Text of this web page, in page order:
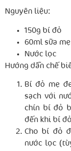
Nguyên liệu:
150g bí đỏ
60ml sữa mẹ
Nước lọc
Hướng dẫn chế
Bí đỏ mẹ
sạch với
chín bí đỏ
đến khi bí
Cho bí đỏ
nước lọc